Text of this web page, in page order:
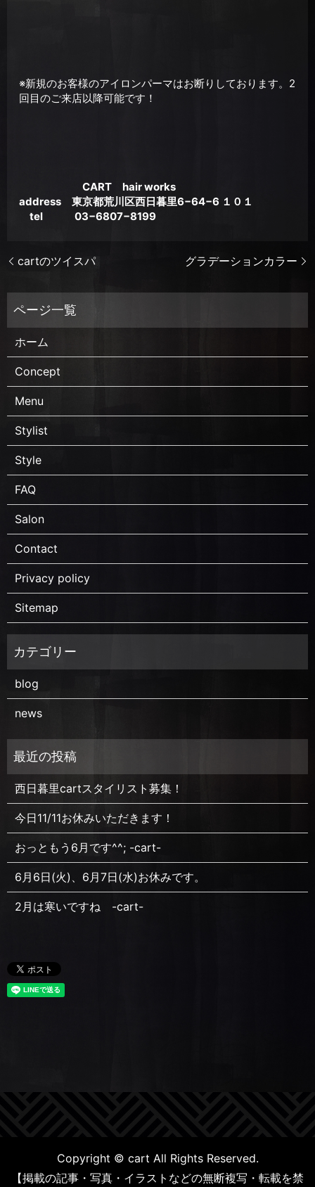
※新規のお客様のアイロンパーマはお断りしております。2
回目のご来店以降可能です！
CART hair works
address 東京都荒川区西日暮里6−64−6 １０１
tel 03−6807−8199
cartのツイスパ グラデーションカラー
ホーム
Concept
Menu
Stylist
Style
FAQ
Salon
Contact
Privacy policy
Sitemap
blog
news
西日暮里cartスタイリスト募集！
今日11/11お休みいただきます！
おっともう6月です^^; -cart-
6月6日(火)、6月7日(水)お休みです。
2月は寒いですね -cart-
Copyright © cart All Rights Reserved.
【掲載の記事・写真・イラストなどの無断複写・転載を禁